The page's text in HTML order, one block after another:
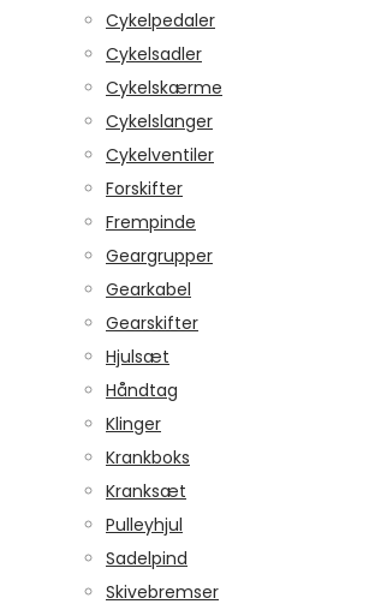
Cykelpedaler
Cykelsadler
Cykelskærme
Cykelslanger
Cykelventiler
Forskifter
Frempinde
Geargrupper
Gearkabel
Gearskifter
Hjulsæt
Håndtag
Klinger
Krankboks
Kranksæt
Pulleyhjul
Sadelpind
Skivebremser